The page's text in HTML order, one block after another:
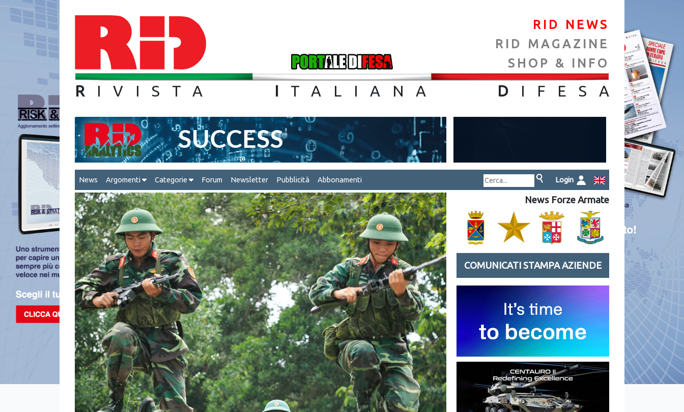
RID NEWS
RID MAGAZINE
SHOP & INFO
R IVISTA I TALIANA D IFES A
News Argomenti Categorie Forum Newsletter Pubblicità Abbonamenti Login
News Forze Armate
COMUNICATI STAMPA AZIENDE